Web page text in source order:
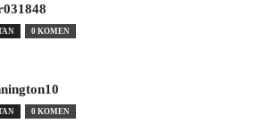
0 KOMEN
0 KOMEN